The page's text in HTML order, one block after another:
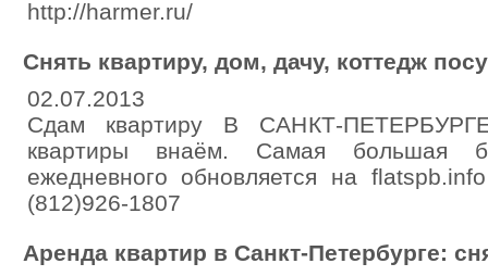
http://harmer.ru/
Снять квартиру, дом, дачу, коттедж
02.07.2013
Сдам квартиру В САНКТ-
квартиры внаём. Самая большая
ежедневного обновляется на
(812)926-1807
Аренда квартир в Санкт-Петербурге: